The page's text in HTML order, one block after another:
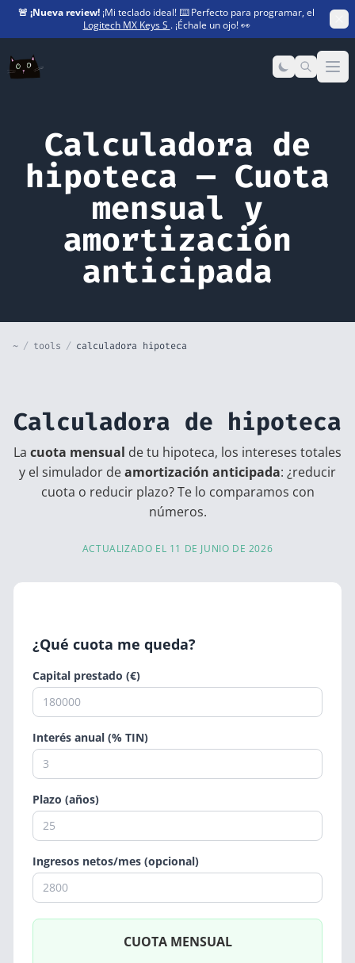
🚨 ¡Nueva review! ¡Mi teclado ideal! ⌨️ Perfecto para programar, el
Logitech MX Keys S . ¡Échale un ojo! 👀
Calculadora de
hipoteca — Cuota
mensual y
amortización
anticipada
~ / tools / calculadora hipoteca
Calculadora de hipoteca
La cuota mensual de tu hipoteca, los intereses totales
y el simulador deamortización anticipada: ¿reducir
cuota o reducir plazo? Te lo comparamos con
números.
ACTUALIZADO EL 11 DE JUNIO DE 2026
¿Qué cuota me queda?
Capital prestado (€)
Interés anual (% TIN)
Plazo (años)
Ingresos netos/mes (opcional)
CUOTA MENSUAL